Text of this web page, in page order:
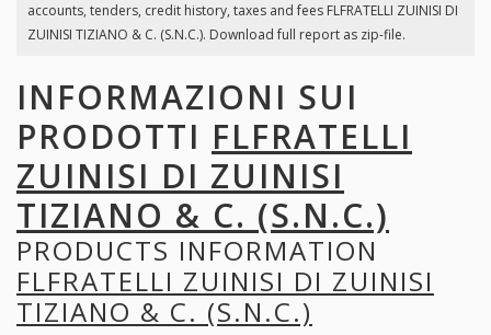
accounts, tenders, credit history, taxes and fees FLFRATELLI ZUINISI DI
ZUINISI TIZIANO & C. (S.N.C.). Download full report as zip-file.
INFORMAZIONI SUI
PRODOTTI FLFRATELLI
ZUINISI DI ZUINISI
TIZIANO & C. (S.N.C.)
PRODUCTS INFORMATION
FLFRATELLI ZUINISI DI ZUINISI
TIZIANO & C. (S.N.C.)